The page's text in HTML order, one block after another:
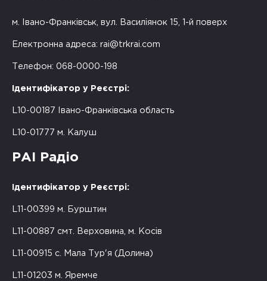
м. Івано-Франківськ, вул. Василіянок 15, 1-й поверх
Електронна адреса: rai@trkrai.com
Телефон: 068-0000-198
Ідентифікатор у Реєстрі:
L10-00187 Івано-Франківська область
L10-01777 м. Калуш
РАІ Радіо
Ідентифікатор у Реєстрі:
L11-00399 м. Бурштин
L11-00887 смт. Верховина, м. Косів
L11-00915 с. Мала Тур'я (Долина)
L11-01203 м. Яремче